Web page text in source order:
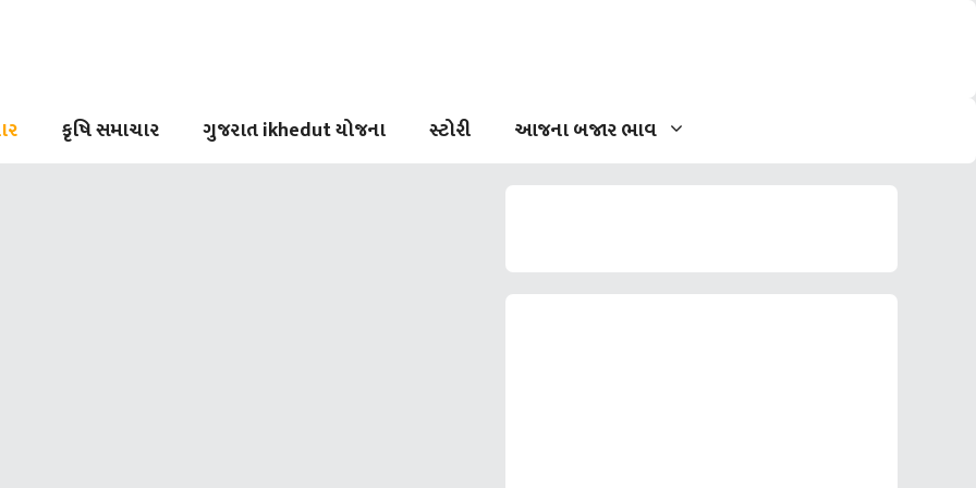
કૃષિ સમાચાર ગુજરાત ikhedut યોજના સ્ટોરી આજના બજાર ભાવ